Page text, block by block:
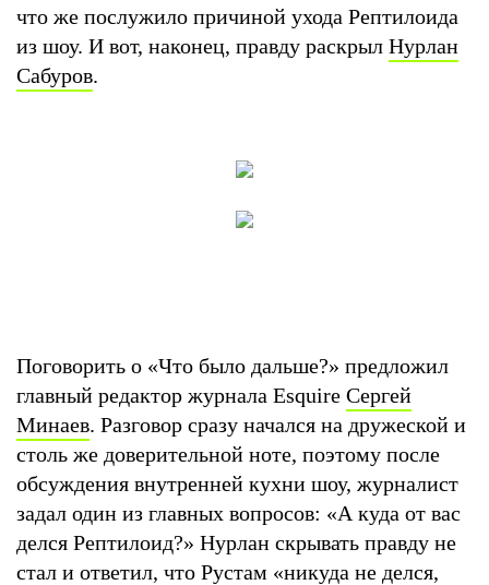
что же послужило причиной ухода Рептилоида
из шоу. И вот, наконец, правду раскрыл Нурлан
Сабуров.
Поговорить о «Что было дальше?» предложил
главный редактор журнала Esquire Сергей
Минаев. Разговор сразу начался на дружеской и
столь же доверительной ноте, поэтому после
обсуждения внутренней кухни шоу, журналист
задал один из главных вопросов: «А куда от вас
делся Рептилоид?» Нурлан скрывать правду не
стал и ответил, что Рустам «никуда не делся,